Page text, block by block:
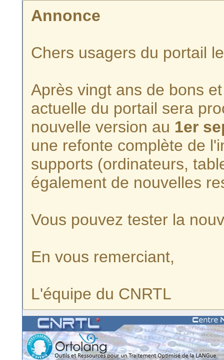
Annonce
Chers usagers du portail
Après vingt ans de bons
actuelle du portail sera
nouvelle version au 1er
une refonte complète de
supports (ordinateurs,
également de nouvelles
Vous pouvez tester la
En vous remerciant,
L'équipe du CNRTL